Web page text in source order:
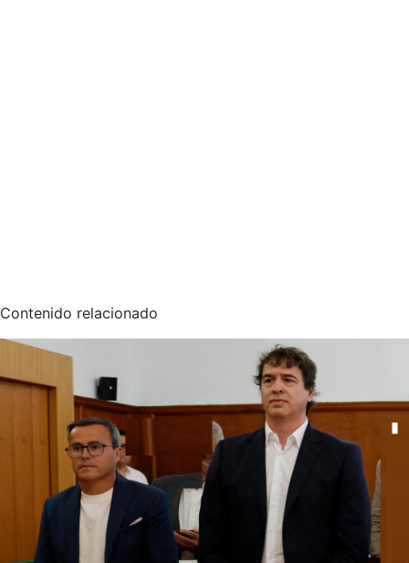
Contenido relacionado